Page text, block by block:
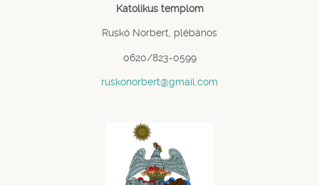
Katolikus templom
Ruskó Norbert, plébános
0620/823-0599
ruskonorbert@gmail.com